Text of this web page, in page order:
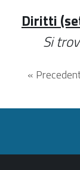
Diritti
Si
«